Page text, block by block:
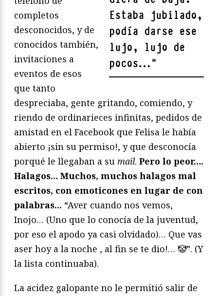
Estaba jubilado,
podía darse ese
lujo, lujo de
pocos…"
completos
desconocidos, y de
conocidos también,
invitaciones a
eventos de esos
que tanto
despreciaba, gente gritando, comiendo, y
riendo de ordinarieces infinitas, pedidos de
amistad en el Facebook que Felisa le había
abierto ¡sin su permiso!, y que desconocía
porqué le llegaban a su mail. Pero lo peor….
Halagos… Muchos, muchos halagos mal
escritos, con emoticones en lugar de con
palabras… “Aver cuando nos vemos,
Inojo… (Uno que lo conocía de la juventud,
por eso el apodo ya casi olvidado)… Que vas
aser hoy a la noche , al fin se te dio!… 🤡”. (Y
la lista continuaba).
La acidez galopante no le permitió salir de